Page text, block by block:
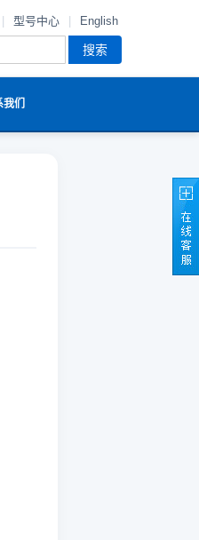
型号中心 English
搜索
我们